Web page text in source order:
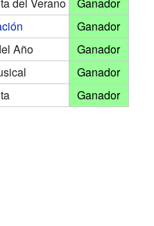
Ganador
Año Ganador
Ganador
Ganador